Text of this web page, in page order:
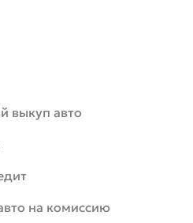
выкуп авто
на комиссию